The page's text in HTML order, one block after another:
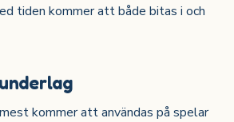
tiden kommer att både bitas i och
kommer att användas på spelar